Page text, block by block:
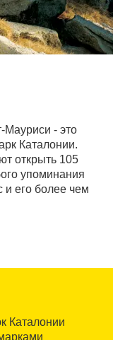
Мауриси - это
Каталонии.
открыть 105
упоминания
и его более чем
Каталонии